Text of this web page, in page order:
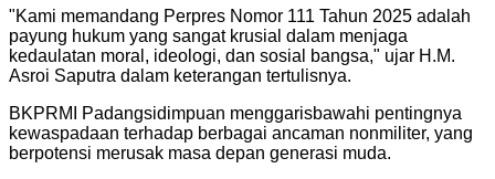
​"Kami memandang Perpres Nomor 111 Tahun 2025 adalah
payung hukum yang sangat krusial dalam menjaga
kedaulatan moral, ideologi, dan sosial bangsa," ujar H.M.
Asroi Saputra dalam keterangan tertulisnya.
​BKPRMI Padangsidimpuan menggarisbawahi pentingnya
kewaspadaan terhadap berbagai ancaman nonmiliter, yang
berpotensi merusak masa depan generasi muda.